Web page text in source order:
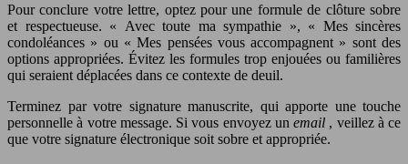
Pour conclure votre lettre, optez pour une formule de clôture sobre
et respectueuse. « Avec toute ma sympathie », « Mes sincères
condoléances » ou « Mes pensées vous accompagnent » sont des
options appropriées. Évitez les formules trop enjouées ou familières
qui seraient déplacées dans ce contexte de deuil.
Terminez par votre signature manuscrite, qui apporte une touche
personnelle à votre message. Si vous envoyez un email , veillez à ce
que votre signature électronique soit sobre et appropriée.